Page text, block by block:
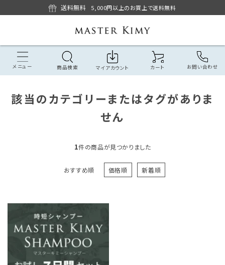
送料無料 5,000円以上のお買上で送料無料
メニュー 商品検索 マイアカウント カート お問い合わせ
該当のカテゴリーまたはタグがありま
せん
1件の商品が見つかりました
おすすめ順 価格順 新着順